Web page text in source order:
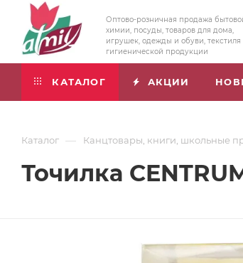
Оптово-розничная продажа
химии, посуды, товаров для дома,
игрушек, одежды и обуви, текстиля
гигиенической продукции
КАТАЛОГ АКЦИИ
Каталог — Канцтовары, книги, школьные
Точилка